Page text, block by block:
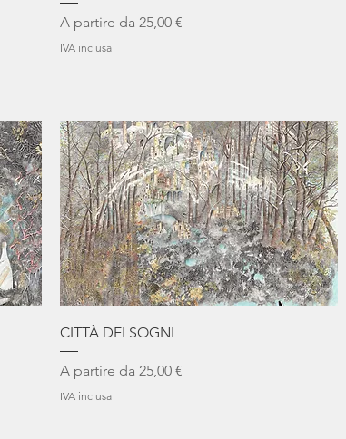
A partire da 25,00 €
Prezzo scontato
IVA inclusa
Vista rapida
CITTÀ DEI SOGNI
A partire da 25,00 €
Prezzo scontato
IVA inclusa